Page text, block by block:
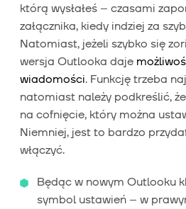
którą wysłałeś – czasami
załącznika, kiedy indziej za
Natomiast, jeżeli szybko się
wersja Outlooka daje
wiadomości. Funkcję trzeba
natomiast należy podkreślić,
na cofnięcie, który można
Niemniej, jest to bardzo
włączyć.
Będąc w nowym Outlooku
symbol ustawień – w